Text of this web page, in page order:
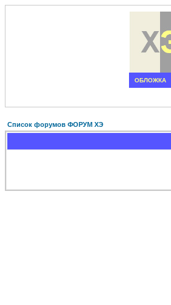
ОБЛОЖКА
Список форумов ФОРУМ ХЭ